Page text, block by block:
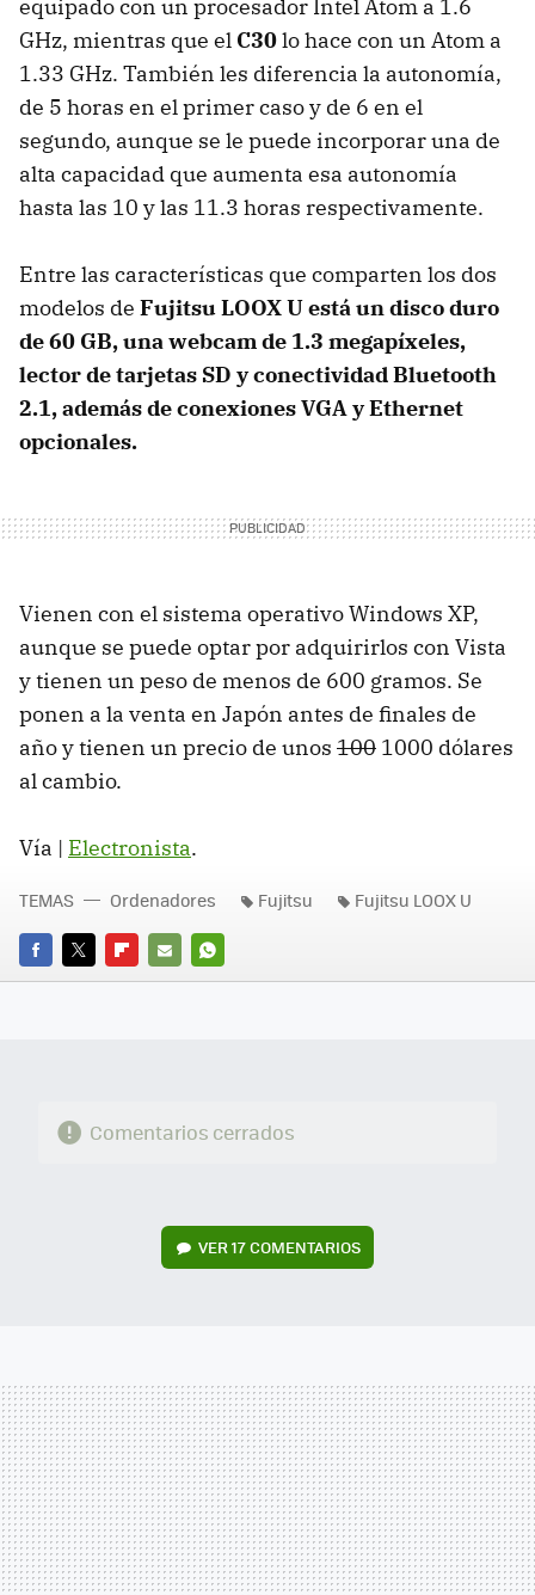
equipado con un procesador Intel Atom a 1.6
GHz, mientras que el C30lo hace con un Atom a
1.33 GHz. También les diferencia la autonomía,
de 5 horas en el primer caso y de 6 en el
segundo, aunque se le puede incorporar una de
alta capacidad que aumenta esa autonomía
hasta las 10 y las 11.3 horas respectivamente.
Entre las características que comparten los dos
modelos de FujitsuLOOXUestá un disco duro
de 60 GB, una webcam de 1.3 megapíxeles,
lector de tarjetas SD y conectividad Bluetooth
2.1, además de conexionesVGAy Ethernet
opcionales.
Vienen con el sistema operativo Windows XP,
aunque se puede optar por adquirirlos con Vista
y tienen un peso de menos de 600 gramos. Se
ponen a la venta en Japón antes de finales de
año y tienen un precio de unos 100 1000 dólares
al cambio.
Vía | Electronista.
FACEBOOK
TWITTERFLIPBOARD
E-
WHATSAPP
TEMAS Ordenadores Fujitsu Fujitsu LOOX U
Comentarios cerrados
VER17 COMENTARIOS